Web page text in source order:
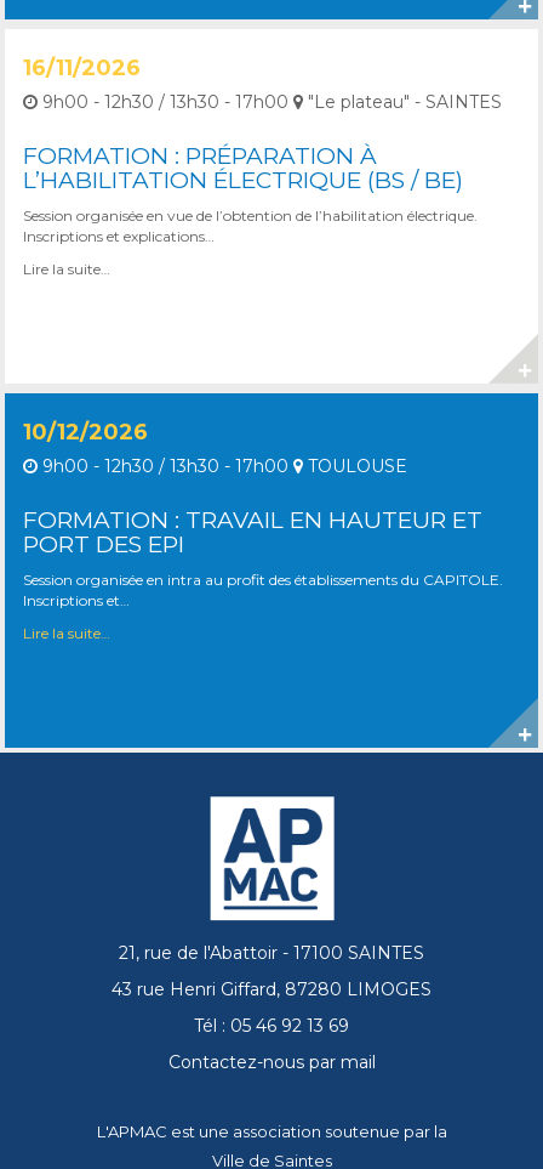
16/11/2026
9h00 - 12h30 / 13h30 - 17h00 "Le plateau" - SAINTES
FORMATION : PRÉPARATION À
L’HABILITATION ÉLECTRIQUE (BS / BE)
Session organisée en vue de l’obtention de l’habilitation électrique.
Inscriptions et explications…
Lire la suite…
10/12/2026
9h00 - 12h30 / 13h30 - 17h00 TOULOUSE
FORMATION : TRAVAIL EN HAUTEUR ET
PORT DES EPI
Session organisée en intra au profit des établissements du CAPITOLE.
Inscriptions et…
Lire la suite…
21, rue de l'Abattoir - 17100 SAINTES
43 rue Henri Giffard, 87280 LIMOGES
Tél : 05 46 92 13 69
Contactez-nous par mail
L'APMAC est une association soutenue par la
Ville de Saintes